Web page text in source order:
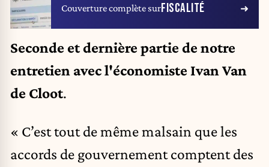
Couverture complète surFISCALITÉ
Seconde et dernière partie de notre
entretien avec l'économiste Ivan Van
de Cloot.
« C’est tout de même malsain que les
accords de gouvernement comptent des